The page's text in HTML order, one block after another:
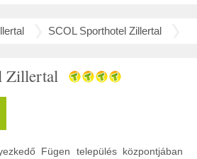
SCOL Sporthotel Zillertal
Zillertal
Fügen település központjában